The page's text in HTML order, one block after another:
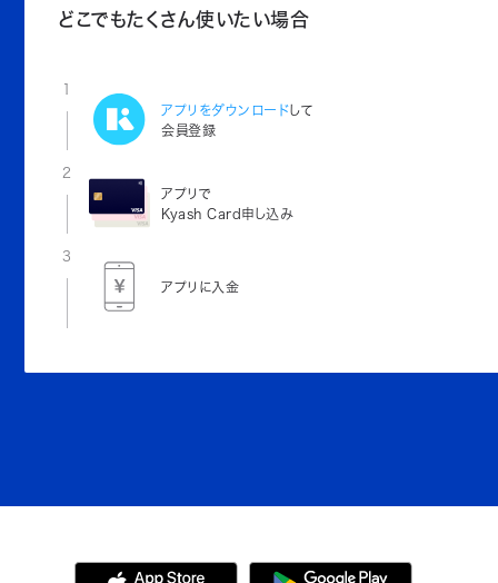
どこでもたくさん使いたい場合
アプリをダウンロードして
会員登録
2
アプリで
Kyash Card申し込み
3
アプリに入金